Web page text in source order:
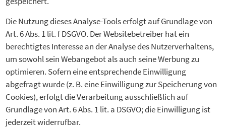
Die Nutzung dieses Analyse-Tools erfolgt auf Grundlage von
Art. 6 Abs. 1 lit. f DSGVO. Der Websitebetreiber hat ein
berechtigtes Interesse an der Analyse des Nutzerverhaltens,
um sowohl sein Webangebot als auch seine Werbung zu
optimieren. Sofern eine entsprechende Einwilligung
abgefragt wurde (z. B. eine Einwilligung zur Speicherung von
Cookies), erfolgt die Verarbeitung ausschließlich auf
Grundlage von Art. 6 Abs. 1 lit. a DSGVO; die Einwilligung ist
jederzeit widerrufbar.